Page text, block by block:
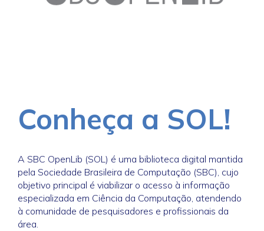
Conheça a SOL!
A SBC OpenLib (SOL) é uma biblioteca digital mantida
pela Sociedade Brasileira de Computação (SBC), cujo
objetivo principal é viabilizar o acesso à informação
especializada em Ciência da Computação, atendendo
à comunidade de pesquisadores e profissionais da
área.